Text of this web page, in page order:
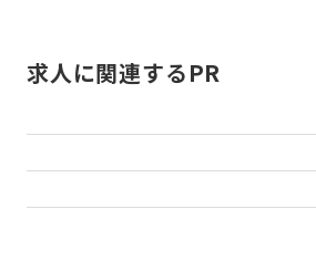
求人に関連するPR